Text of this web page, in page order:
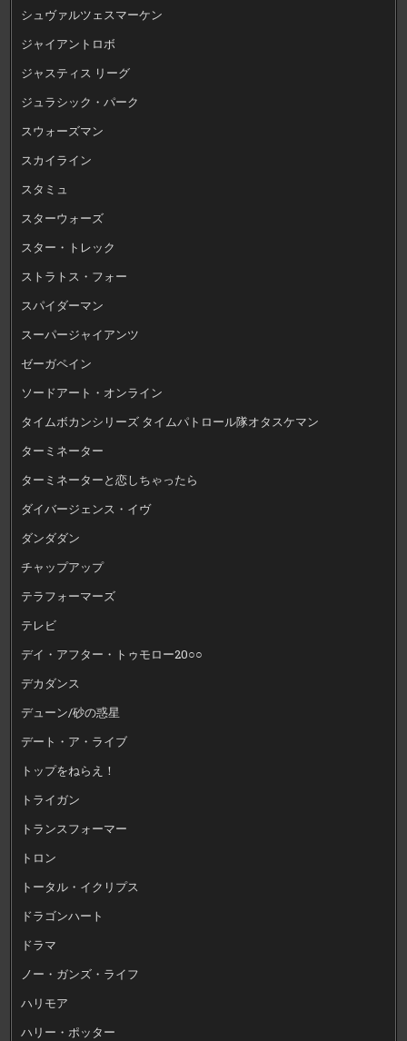
シュヴァルツェスマーケン
ジャイアントロボ
ジャスティス リーグ
ジュラシック・パーク
スウォーズマン
スカイライン
スタミュ
スターウォーズ
スター・トレック
ストラトス・フォー
スパイダーマン
スーパージャイアンツ
ゼーガペイン
ソードアート・オンライン
タイムボカンシリーズ タイムパトロール隊オタスケマン
ターミネーター
ターミネーターと恋しちゃったら
ダイバージェンス・イヴ
ダンダダン
チャップアップ
テラフォーマーズ
テレビ
デイ・アフター・トゥモロー20○○
デカダンス
デューン/砂の惑星
デート・ア・ライブ
トップをねらえ！
トライガン
トランスフォーマー
トロン
トータル・イクリプス
ドラゴンハート
ドラマ
ノー・ガンズ・ライフ
ハリモア
ハリー・ポッター